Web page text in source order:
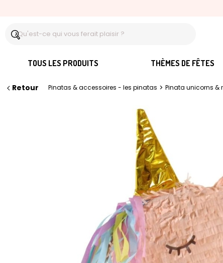
TOUS LES PRODUITS THÈMES DE FÊTES
Retour Pinatas & accessoires - les pinatas > Pinata unicorns &